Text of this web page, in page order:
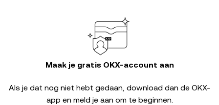
Maak je gratis OKX-account aan
Als je dat nog niet hebt gedaan, download dan de OKX-
app en meld je aan om te beginnen.